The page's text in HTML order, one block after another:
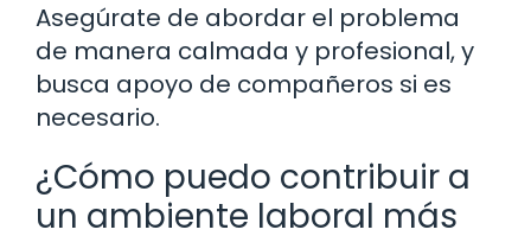
Asegúrate de abordar el problema
de manera calmada y profesional, y
busca apoyo de compañeros si es
necesario.
¿Cómo puedo contribuir a
un ambiente laboral más